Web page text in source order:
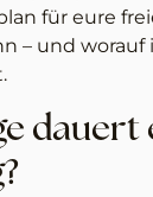
für eure
– und
dauert